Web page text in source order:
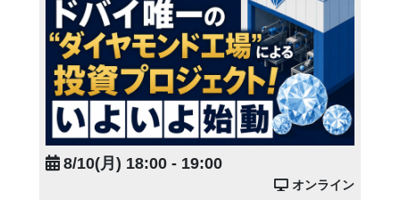
8/10(月) 18:00 - 19:00
オンライン